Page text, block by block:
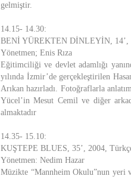
gelmiştir.
14.15- 14.30:
BENİ YÜREKTEN DİNLEYİN, 14’,
Yönetmen; Enis Rıza
Eğitimciliği ve devlet adamlığı
yılında İzmir’de gerçekleştirilen
Arıkan hazırladı. Fotoğraflarla
Yücel’in Mesut Cemil ve diğer
almaktadır
14.35- 15.10:
KUŞTEPE BLUES, 35’, 2004,
Yönetmen: Nedim Hazar
Müzikte “Mannheim Okulu”nun yeri